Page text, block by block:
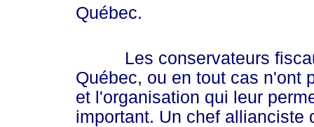
Québec.
Les conservateurs
Québec, ou en tout cas n'ont
et l'organisation qui leur
important. Un chef allianciste